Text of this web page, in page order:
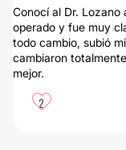
Conocí al Dr. Lozano
operado y fue muy
todo cambio, subió
cambiaron
mejor.
2